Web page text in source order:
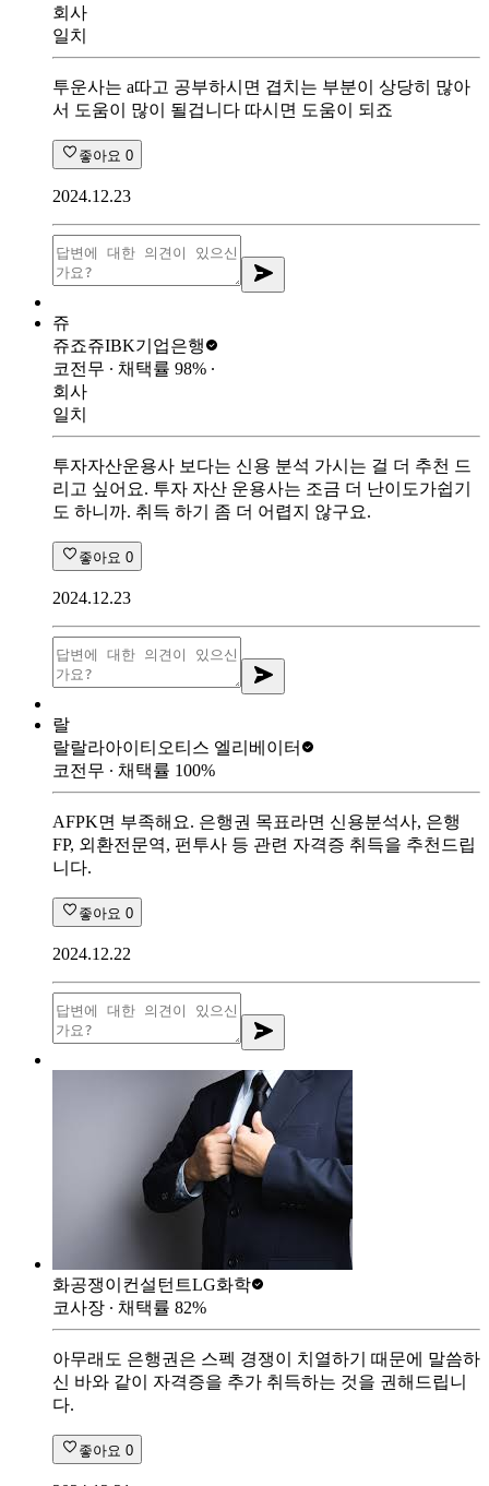
회사
일치
투운사는 a따고 공부하시면 겹치는 부분이 상당히 많아
서 도움이 많이 될겁니다 따시면 도움이 되죠
좋아요 0
2024.12.23
쥬
쥬죠쥬IBK기업은행
코전무 ∙ 채택률 98% ∙
회사
일치
투자자산운용사 보다는 신용 분석 가시는 걸 더 추천 드
리고 싶어요. 투자 자산 운용사는 조금 더 난이도가쉽기
도 하니까. 취득 하기 좀 더 어렵지 않구요.
좋아요 0
2024.12.23
랄
랄랄라아이티 오티스 엘리베이터
코전무 ∙ 채택률 100%
AFPK면 부족해요. 은행권 목표라면 신용분석사, 은행
FP, 외환전문역, 펀투사 등 관련 자격증 취득을 추천드립
니다.
좋아요 0
2024.12.22
화공쟁이컨설턴트LG화학
코사장 ∙ 채택률 82%
아무래도 은행권은 스펙 경쟁이 치열하기 때문에 말씀하
신 바와 같이 자격증을 추가 취득하는 것을 권해드립니
다.
좋아요 0